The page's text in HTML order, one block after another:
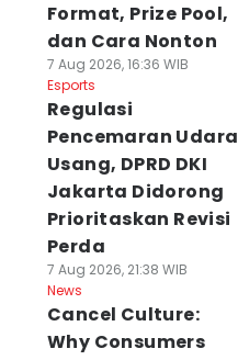
Format, Prize Pool,
dan Cara Nonton
7 Aug 2026, 16:36 WIB
Esports
Regulasi
Pencemaran Udara
Usang, DPRD DKI
Jakarta Didorong
Prioritaskan Revisi
Perda
7 Aug 2026, 21:38 WIB
News
Cancel Culture:
Why Consumers